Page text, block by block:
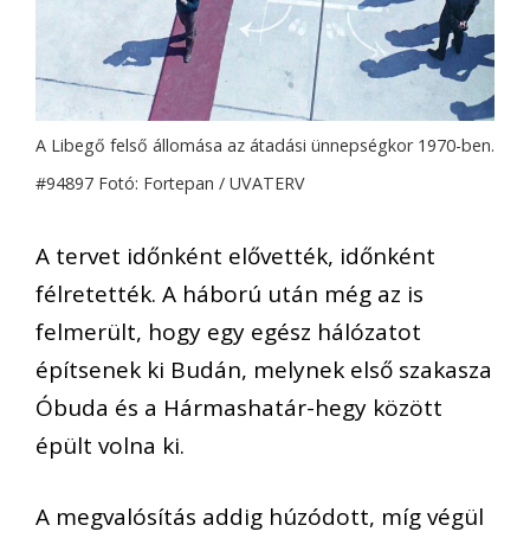
A Libegő felső állomása az átadási ünnepségkor 1970-ben.
#94897 Fotó: Fortepan / UVATERV
A tervet időnként elővették, időnként
félretették. A háború után még az is
felmerült, hogy egy egész hálózatot
építsenek ki Budán, melynek első szakasza
Óbuda és a Hármashatár-hegy között
épült volna ki.
A megvalósítás addig húzódott, míg végül